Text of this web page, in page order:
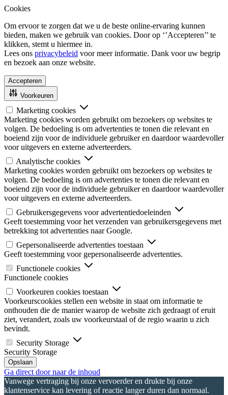
Cookies
Om ervoor te zorgen dat we u de beste online-ervaring kunnen
bieden, maken we gebruik van cookies. Door op ‘’Accepteren’’ te
klikken, stemt u hiermee in.
Lees ons privacybeleid voor meer informatie. Dank voor uw begrip
en bezoek aan onze website.
Accepteren
Voorkeuren
Marketing cookies
Marketing cookies worden gebruikt om bezoekers op websites te
volgen. De bedoeling is om advertenties te tonen die relevant en
boeiend zijn voor de individuele gebruiker en daardoor waardevoller
voor uitgevers en externe adverteerders.
Analytische cookies
Marketing cookies worden gebruikt om bezoekers op websites te
volgen. De bedoeling is om advertenties te tonen die relevant en
boeiend zijn voor de individuele gebruiker en daardoor waardevoller
voor uitgevers en externe adverteerders.
Gebruikersgegevens voor advertentiedoeleinden
Geeft toestemming voor het verzenden van gebruikersgegevens met
betrekking tot advertenties naar Google.
Gepersonaliseerde advertenties toestaan
Geeft toestemming voor gepersonaliseerde advertenties.
Functionele cookies
Functionele cookies
Voorkeuren cookies toestaan
Voorkeurscookies stellen een website in staat om informatie te
onthouden die de manier waarop de website zich gedraagt of eruit
ziet, verandert, zoals uw voorkeurstaal of de regio waarin u zich
bevindt.
Security Storage
Security Storage
Opslaan
Ga direct door naar de inhoud
Vanwege vertraging bij onze vervoerder en drukte bij onze
klantenservice kan levering of reactie langer duren dan normaal.